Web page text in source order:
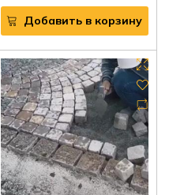
Добавить в корзину